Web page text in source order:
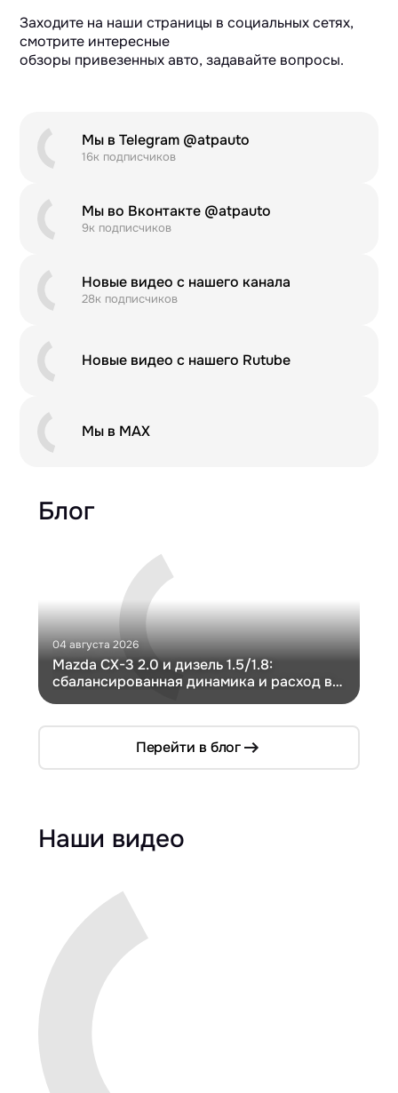
Заходите на наши страницы в социальных сетях,
смотрите интересные
обзоры привезенных авто, задавайте вопросы.
Мы в Telegram @atpauto
16к подписчиков
Мы во Вконтакте @atpauto
9к подписчиков
Новые видео с нашего канала
28к подписчиков
Новые видео с нашего Rutube
Мы в MAX
Блог
04 августа 2026
Mazda CX-3 2.0 и дизель 1.5/1.8:
сбалансированная динамика и расход в
Перейти в блог
Наши видео